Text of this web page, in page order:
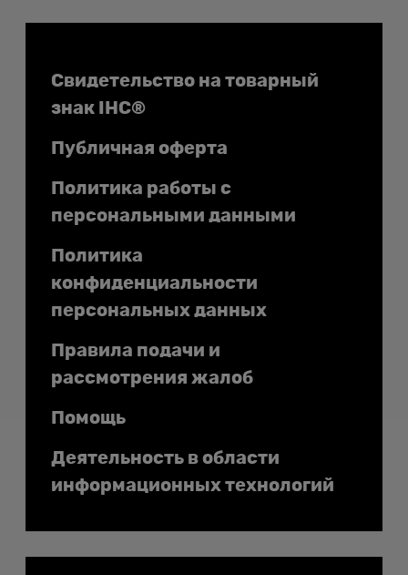
Документы
Свидетельство на товарный
знак IHC®
Публичная оферта
Политика работы с
персональными данными
Политика
конфиденциальности
персональных данных
Правила подачи и
рассмотрения жалоб
Помощь
Деятельность в области
информационных технологий